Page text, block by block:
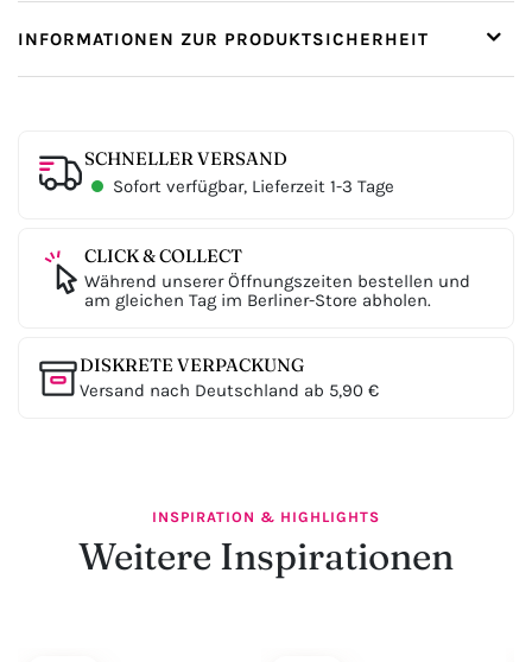
INFORMATIONEN ZUR PRODUKTSICHERHEIT
SCHNELLER VERSAND
Sofort verfügbar, Lieferzeit 1-3 Tage
CLICK & COLLECT
Während unserer Öffnungszeiten bestellen und
am gleichen Tag im Berliner-Store abholen.
DISKRETE VERPACKUNG
Versand nach Deutschland ab 5,90 €
INSPIRATION & HIGHLIGHTS
Weitere Inspirationen